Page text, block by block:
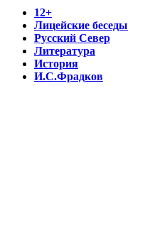
12+
Лицейские беседы
Русский Север
Литература
История
И.С.Фрадков